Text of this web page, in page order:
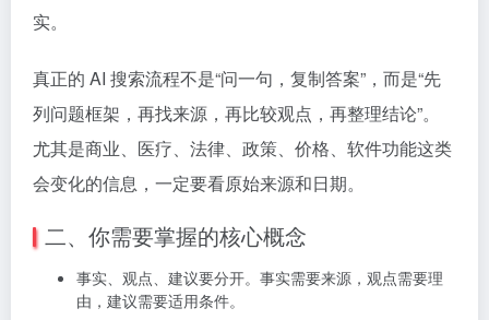
实。
真正的 AI 搜索流程不是“问一句，复制答案”，而是“先
列问题框架，再找来源，再比较观点，再整理结论”。
尤其是商业、医疗、法律、政策、价格、软件功能这类
会变化的信息，一定要看原始来源和日期。
二、你需要掌握的核心概念
事实、观点、建议要分开。事实需要来源，观点需要理
由，建议需要适用条件。